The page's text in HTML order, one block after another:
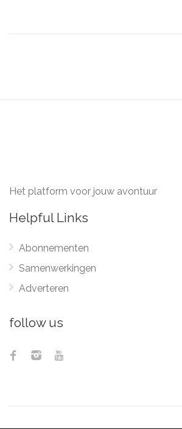
Het platform voor jouw avontuur
Helpful Links
Abonnementen
Samenwerkingen
Adverteren
follow us